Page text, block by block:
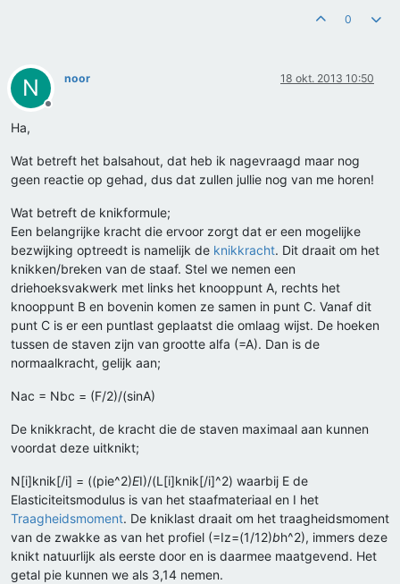
0
N
Offline
noor 18 okt. 2013 10:50
Ha,
Wat betreft het balsahout, dat heb ik nagevraagd maar nog
geen reactie op gehad, dus dat zullen jullie nog van me horen!
Wat betreft de knikformule;
Een belangrijke kracht die ervoor zorgt dat er een mogelijke
bezwijking optreedt is namelijk de knikkracht. Dit draait om het
knikken/breken van de staaf. Stel we nemen een
driehoeksvakwerk met links het knooppunt A, rechts het
knooppunt B en bovenin komen ze samen in punt C. Vanaf dit
punt C is er een puntlast geplaatst die omlaag wijst. De hoeken
tussen de staven zijn van grootte alfa (=A). Dan is de
normaalkracht, gelijk aan;
Nac = Nbc = (F/2)/(sinA)
De knikkracht, de kracht die de staven maximaal aan kunnen
voordat deze uitknikt;
N[i]knik[/i] = ((pie^2)EI)/(L[i]knik[/i]^2) waarbij E de
Elasticiteitsmodulus is van het staafmateriaal en I het
Traagheidsmoment. De kniklast draait om het traagheidsmoment
van de zwakke as van het profiel (=Iz=(1/12)bh^2), immers deze
knikt natuurlijk als eerste door en is daarmee maatgevend. Het
getal pie kunnen we als 3,14 nemen.